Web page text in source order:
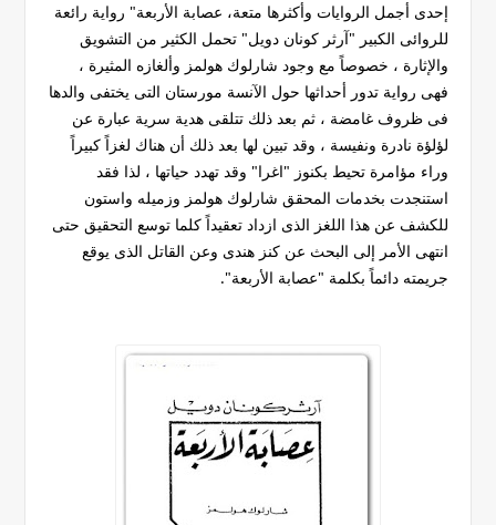
إحدى أجمل الروايات وأكثرها متعة، عصابة الأربعة" رواية رائعة
للروائى الكبير "آرثر كونان دويل" تحمل الكثير من التشويق
والإثارة ، خصوصاً مع وجود شارلوك هولمز وألغازه المثيرة ،
فهى رواية تدور أحداثها حول الآنسة مورستان التى يختفى والدها
فى ظروف غامضة ، ثم بعد ذلك تتلقى هدية سرية عبارة عن
لؤلؤة نادرة ونفيسة ، وقد تبين لها بعد ذلك أن هناك لغزاً كبيراً
وراء مؤامرة تحيط بكنوز "اغرا" وقد تهدد حياتها ، لذا فقد
استنجدت بخدمات المحقق شارلوك هولمز وزميله واستون
للكشف عن هذا اللغز الذى ازداد تعقيداً كلما توسع التحقيق حتى
انتهى الأمر إلى البحث عن كنز هندى وعن القاتل الذى يوقع
جريمته دائماً بكلمة "عصابة الأربعة".